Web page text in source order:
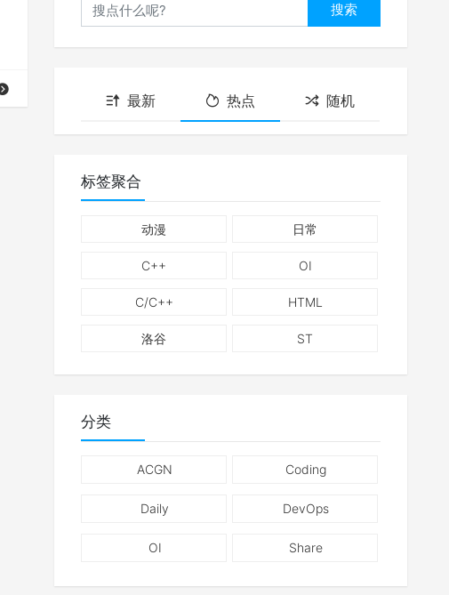
搜索
最新 热点 随机
标签聚合
动漫 日常
C++ OI
C/C++ HTML
洛谷 ST
分类
ACGN Coding
Daily DevOps
OI Share